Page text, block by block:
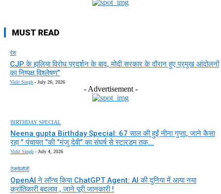
MUST READ
देश
CJP के हालिया विरोध प्रदर्शन के बाद, मोदी सरकार के दौरान हुए प्रमुख आंदोलनों
का निष्पक्ष विश्लेषण”
Vidit Singh - July 26, 2026
- Advertisement -
BIRTHDAY SPECIAL
Neena gupta Birthday Special: 67 साल की हुईं नीना गुप्ता, जाने कैसा
रहा ” पंचायत “की “मंजु देवी” का संघर्ष से स्टारडम तक...
Vidit Singh - July 4, 2026
टेक्नोलॉजी
OpenAI ने लॉन्च किया ChatGPT Agent: AI की दुनिया में आया नया
क्रांतिकारी बदलाव , जाने पूरी जानकारी !